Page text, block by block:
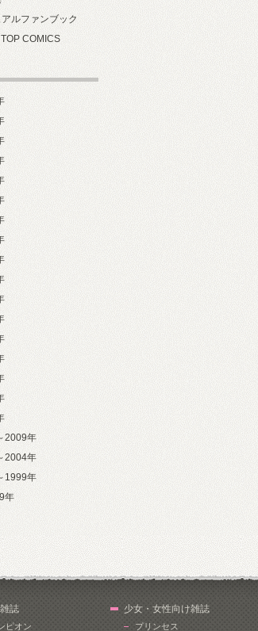
アルファンブック
COMICS
2009年
2004年
1999年
年
誌
ピオン
少女・女性向け雑誌
プリンセス